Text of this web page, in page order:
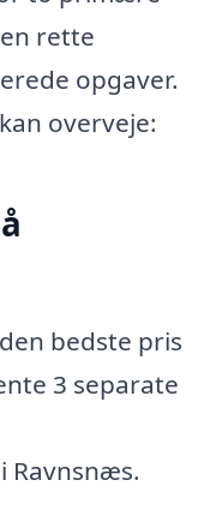
rette
opgaver.
overveje:
bedste pris
3 separate